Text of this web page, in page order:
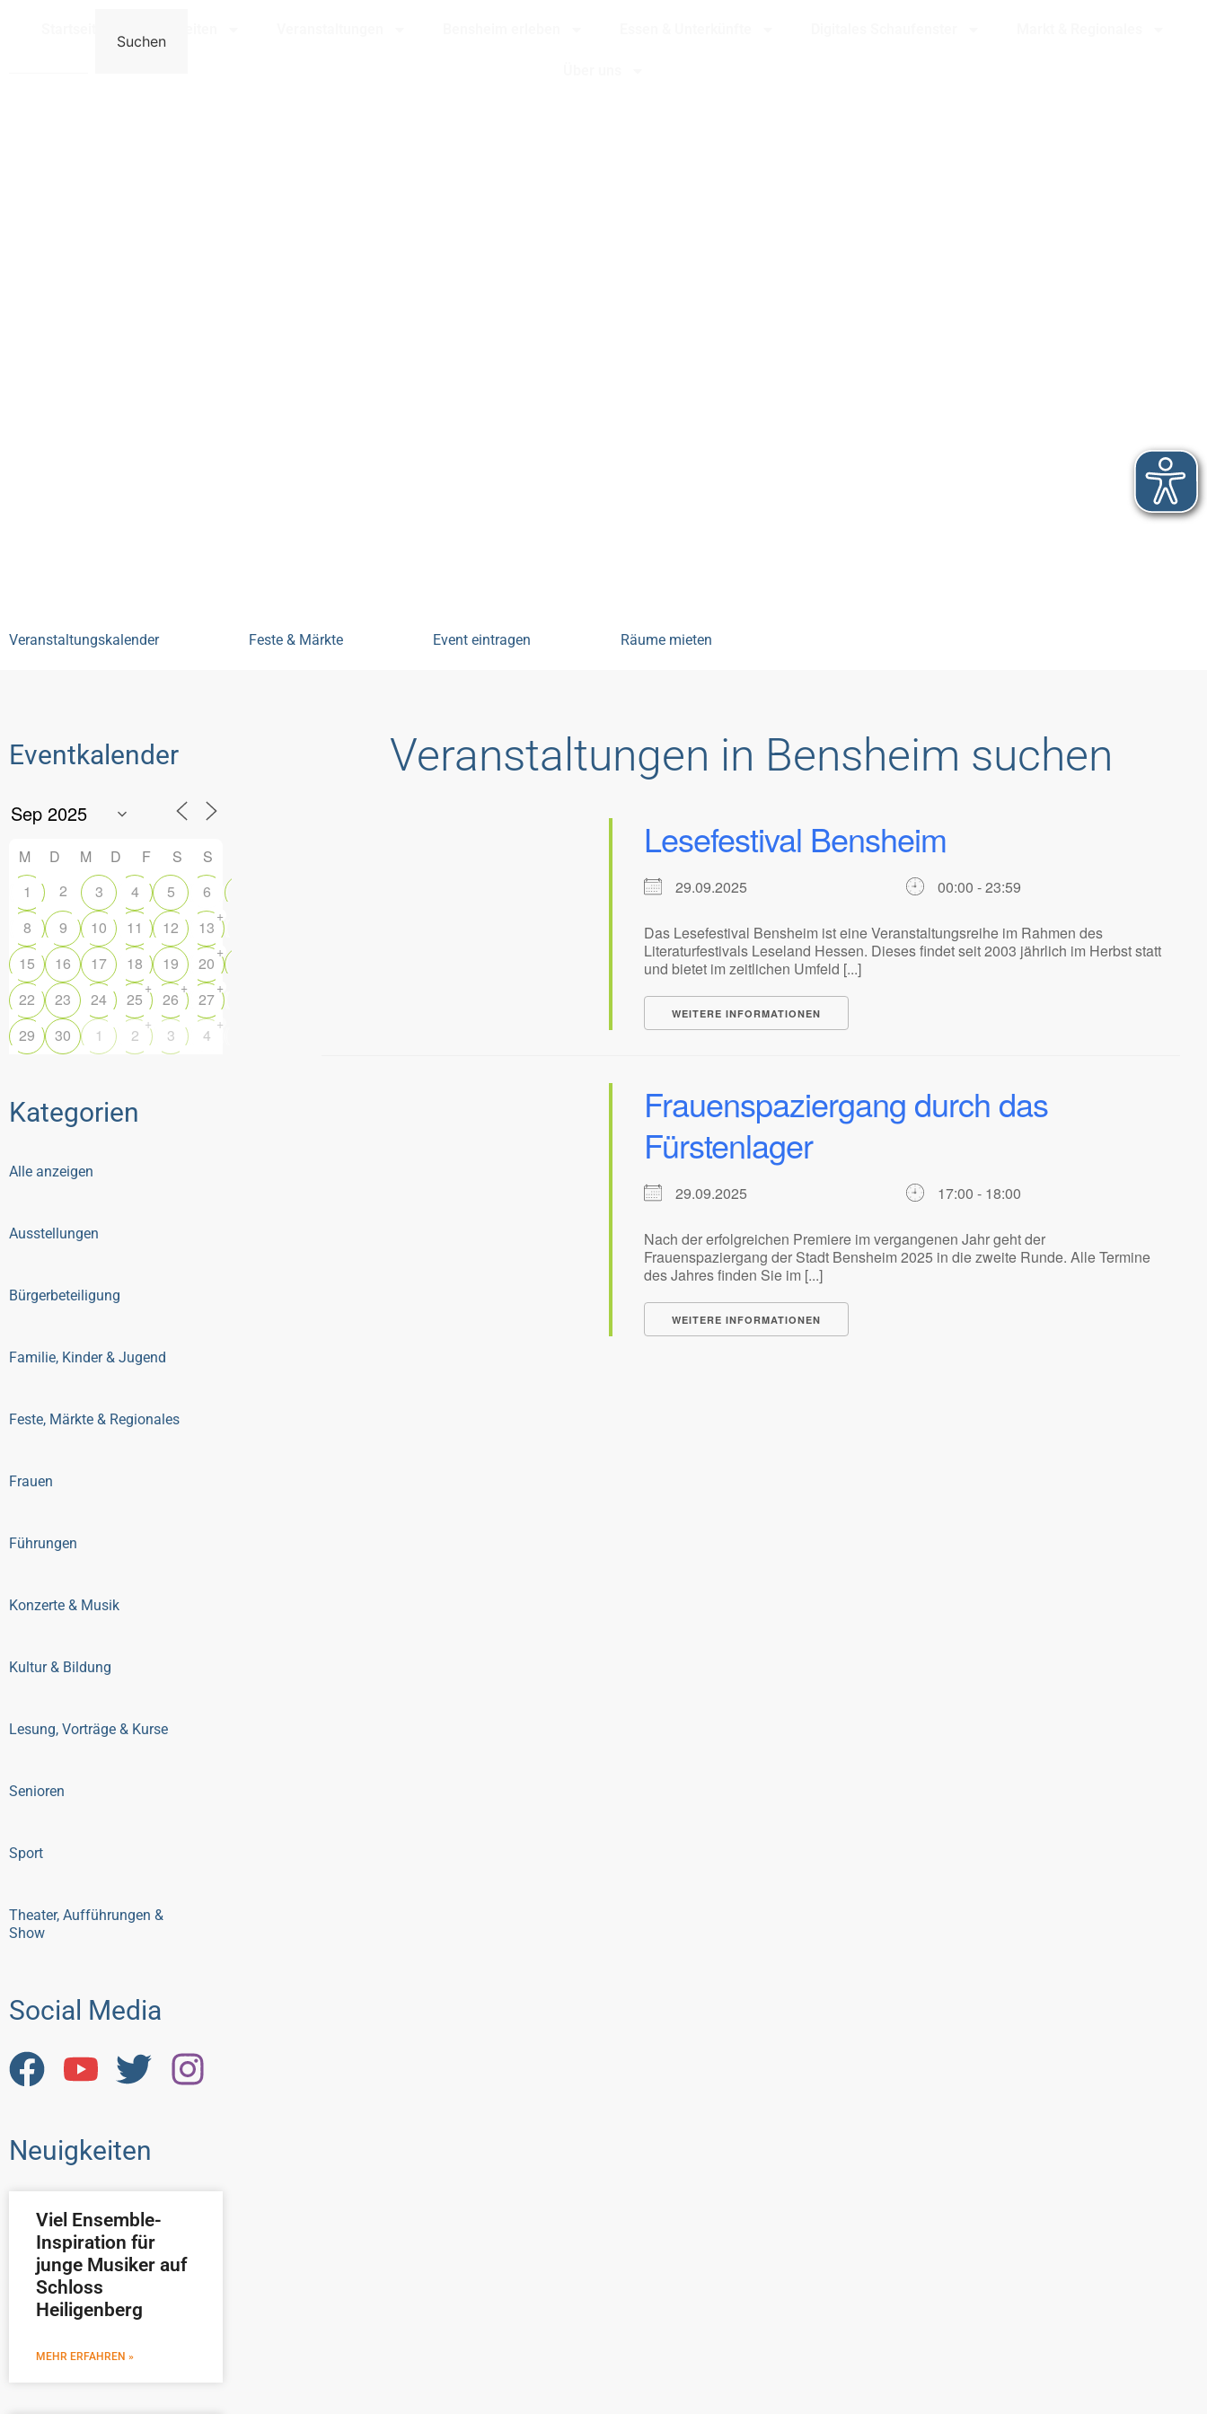
Suchen
Veranstaltungskalender Feste & Märkte Event eintragen Räume mieten
Eventkalender
M D M D F S
S
1
2 3 4 5 6
8
9 10 11 12 13
+
15 16 17 18 19 20
+
22
23 24 25
+
26
+
27
+
29 30 1 2
+
3 4
+
Kategorien
Alle anzeigen
Ausstellungen
Bürgerbeteiligung
Familie, Kinder & Jugend
Feste, Märkte & Regionales
Frauen
Führungen
Konzerte & Musik
Kultur & Bildung
Lesung, Vorträge & Kurse
Senioren
Sport
Theater, Aufführungen &
Show
Social Media
Neuigkeiten
Viel Ensemble-
Inspiration für
junge Musiker auf
Schloss
Heiligenberg
MEHR ERFAHREN »
Veranstaltungen in Bensheim suchen
Lesefestival Bensheim
29.09.2025 00:00 - 23:59
Das Lesefestival Bensheim ist eine Veranstaltungsreihe im Rahmen des
Literaturfestivals Leseland Hessen. Dieses findet seit 2003 jährlich im Herbst statt
und bietet im zeitlichen Umfeld [...]
WEITERE INFORMATIONEN
Frauenspaziergang durch das
Fürstenlager
29.09.2025 17:00 - 18:00
Nach der erfolgreichen Premiere im vergangenen Jahr geht der
Frauenspaziergang der Stadt Bensheim 2025 in die zweite Runde. Alle Termine
des Jahres finden Sie im [...]
WEITERE INFORMATIONEN